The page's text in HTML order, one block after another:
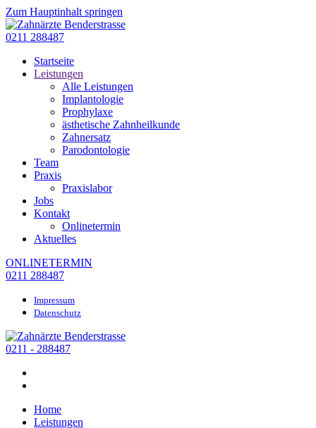
Zum Hauptinhalt springen
0211 288487
Startseite
Leistungen
Alle Leistungen
Implantologie
Prophylaxe
ästhetische Zahnheilkunde
Zahnersatz
Parodontologie
Team
Praxis
Praxislabor
Jobs
Kontakt
Onlinetermin
Aktuelles
ONLINETERMIN
0211 288487
Impressum
Datenschutz
0211 - 288487
Home
Leistungen